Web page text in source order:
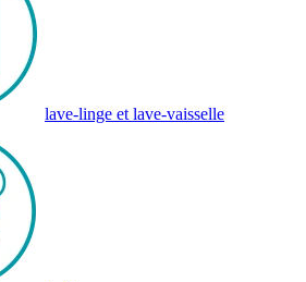
lave-linge et lave-vaisselle